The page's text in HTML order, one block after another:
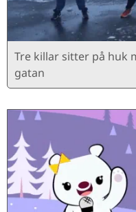
Tre killar sitter på huk
gatan